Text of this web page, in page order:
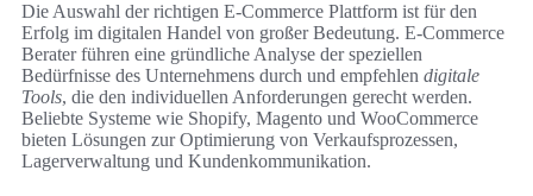
Die Auswahl der richtigen E-Commerce Plattform ist für den
Erfolg im digitalen Handel von großer Bedeutung. E-Commerce
Berater führen eine gründliche Analyse der speziellen
Bedürfnisse des Unternehmens durch und empfehlen digitale
Tools, die den individuellen Anforderungen gerecht werden.
Beliebte Systeme wie Shopify, Magento und WooCommerce
bieten Lösungen zur Optimierung von Verkaufsprozessen,
Lagerverwaltung und Kundenkommunikation.